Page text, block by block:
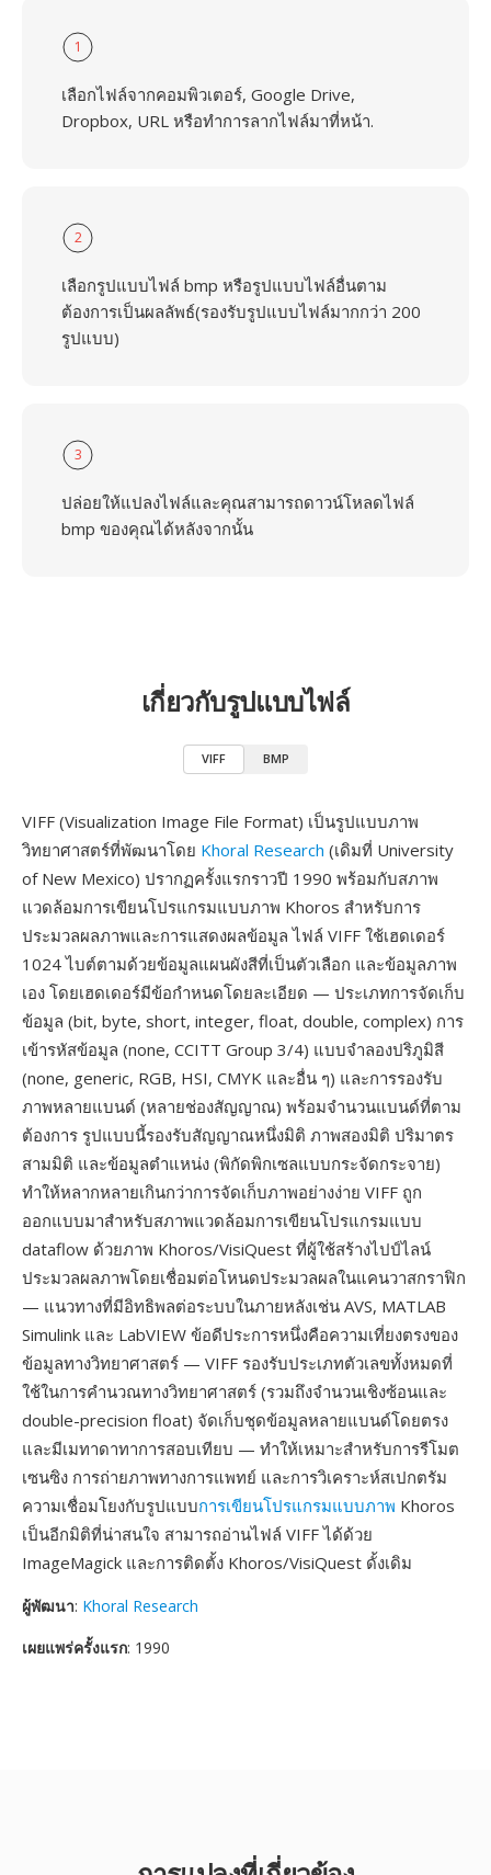
1
เลือกไฟล์จากคอมพิวเตอร์, Google Drive,
Dropbox, URL หรือทำการลากไฟล์มาที่หน้า.
2
เลือกรูปแบบไฟล์ bmp หรือรูปแบบไฟล์อื่นตาม
ต้องการเป็นผลลัพธ์(รองรับรูปแบบไฟล์มากกว่า 200
รูปแบบ)
3
ปล่อยให้แปลงไฟล์และคุณสามารถดาวน์โหลดไฟล์
bmp ของคุณได้หลังจากนั้น
เกี่ยวกับรูปแบบไฟล์
VIFF BMP
VIFF (Visualization Image File Format) เป็นรูปแบบภาพ
วิทยาศาสตร์ที่พัฒนาโดย Khoral Research (เดิมที่ University
of New Mexico) ปรากฏครั้งแรกราวปี 1990 พร้อมกับสภาพ
แวดล้อมการเขียนโปรแกรมแบบภาพ Khoros สำหรับการ
ประมวลผลภาพและการแสดงผลข้อมูล ไฟล์ VIFF ใช้เฮดเดอร์
1024 ไบต์ตามด้วยข้อมูลแผนผังสีที่เป็นตัวเลือก และข้อมูลภาพ
เอง โดยเฮดเดอร์มีข้อกำหนดโดยละเอียด — ประเภทการจัดเก็บ
ข้อมูล (bit, byte, short, integer, float, double, complex) การ
เข้ารหัสข้อมูล (none, CCITT Group 3/4) แบบจำลองปริภูมิสี
(none, generic, RGB, HSI, CMYK และอื่น ๆ) และการรองรับ
ภาพหลายแบนด์ (หลายช่องสัญญาณ) พร้อมจำนวนแบนด์ที่ตาม
ต้องการ รูปแบบนี้รองรับสัญญาณหนึ่งมิติ ภาพสองมิติ ปริมาตร
สามมิติ และข้อมูลตำแหน่ง (พิกัดพิกเซลแบบกระจัดกระจาย)
ทำให้หลากหลายเกินกว่าการจัดเก็บภาพอย่างง่าย VIFF ถูก
ออกแบบมาสำหรับสภาพแวดล้อมการเขียนโปรแกรมแบบ
dataflow ด้วยภาพ Khoros/VisiQuest ที่ผู้ใช้สร้างไปป์ไลน์
ประมวลผลภาพโดยเชื่อมต่อโหนดประมวลผลในแคนวาสกราฟิก
— แนวทางที่มีอิทธิพลต่อระบบในภายหลังเช่น AVS, MATLAB
Simulink และ LabVIEW ข้อดีประการหนึ่งคือความเที่ยงตรงของ
ข้อมูลทางวิทยาศาสตร์ — VIFF รองรับประเภทตัวเลขทั้งหมดที่
ใช้ในการคำนวณทางวิทยาศาสตร์ (รวมถึงจำนวนเชิงซ้อนและ
double-precision float) จัดเก็บชุดข้อมูลหลายแบนด์โดยตรง
และมีเมทาดาทาการสอบเทียบ — ทำให้เหมาะสำหรับการรีโมต
เซนซิง การถ่ายภาพทางการแพทย์ และการวิเคราะห์สเปกตรัม
ความเชื่อมโยงกับรูปแบบการเขียนโปรแกรมแบบภาพ Khoros
เป็นอีกมิติที่น่าสนใจ สามารถอ่านไฟล์ VIFF ได้ด้วย
ImageMagick และการติดตั้ง Khoros/VisiQuest ดั้งเดิม
ผู้พัฒนา: Khoral Research
เผยแพร่ครั้งแรก: 1990